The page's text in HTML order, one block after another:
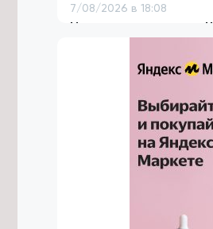
7/08/2026 в 18:08
Исторические улицы
благоустроят за 1,5
Аграриям Забайкалья
заготовить 1,1 млн
7/08/2026 в 17:18
Житель Жирекена